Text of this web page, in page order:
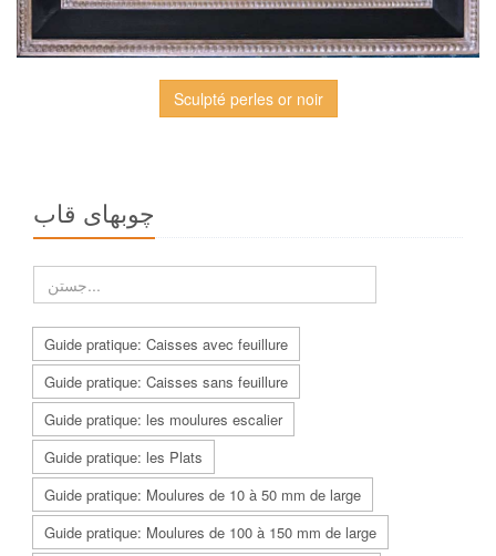
Sculpté perles or noir
چوبهاى قاب
Guide pratique: Caisses avec feuillure
Guide pratique: Caisses sans feuillure
Guide pratique: les moulures escalier
Guide pratique: les Plats
Guide pratique: Moulures de 10 à 50 mm de large
Guide pratique: Moulures de 100 à 150 mm de large